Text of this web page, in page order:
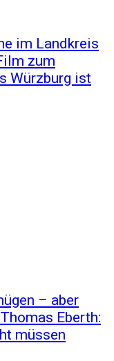
im Landkreis
zum
Würzburg ist
– aber
Eberth:
müssen